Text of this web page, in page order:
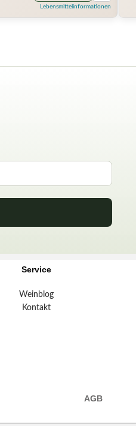
Lebensmittelinformationen
Service
Weinblog
Kontakt
AGB